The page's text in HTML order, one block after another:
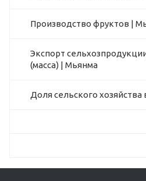
Производство фруктов |
Экспорт
(масса) | Мьянма
Доля сельского